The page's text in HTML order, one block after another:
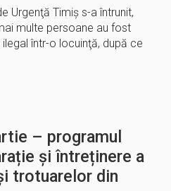
Urgenţă Timiş s-a întrunit,
multe persoane au fost
într-o locuinţă, după ce
– programul
și întreținere a
trotuarelor din